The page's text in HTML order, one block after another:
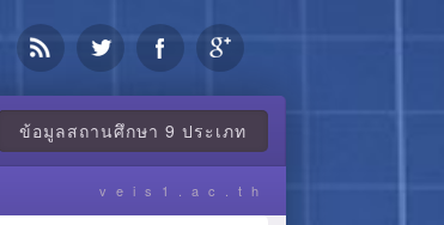
veis1.ac.th
ข้อมูลสถานศึกษา 9 ประเภท